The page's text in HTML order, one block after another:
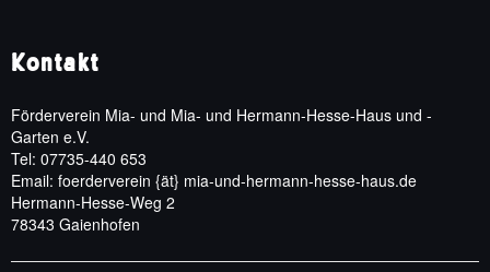
Kontakt
Förderverein Mia- und Mia- und Hermann-Hesse-Haus und -
Garten e.V.
Tel: 07735-440 653
Email: foerderverein {ät} mia-und-hermann-hesse-haus.de
Hermann-Hesse-Weg 2
78343 Gaienhofen